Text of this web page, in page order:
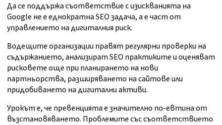
Да се поддържа съответствие с изискванията на
Google не е еднократна SEO задача, а е част от
управлението на дигиталния риск.
Водещите организации правят регулярни проверки на
съдържанието, анализират SEO практиките и оценяват
рисковете още при планирането на нови
партньорства, разширяването на сайтове или
придобиването на дигитални активи.
Урокът е, че превенцията е значително по-евтина от
възстановяването. Проблемите със съответствието